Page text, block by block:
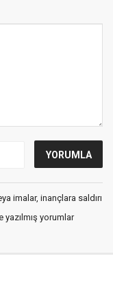
imalar, inançlara saldırı
yorumlar